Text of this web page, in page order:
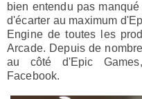
bien entendu pas
d'écarter au maximum
Engine de toutes les
Arcade. Depuisde
au côté d'Epic Games
Facebook.